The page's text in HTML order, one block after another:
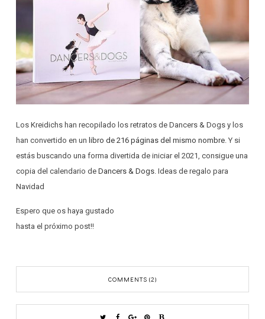
Los Kreidichs han recopilado los retratos de Dancers & Dogs y los
han convertido en un libro de 216 páginas del mismo nombre . Y si
estás buscando una forma divertida de iniciar el 2021, consigue una
copia del calendario de Dancers & Dogs . Ideas de regalo para
Navidad
Espero que os haya gustado
hasta el próximo post!!
COMMENTS (2)